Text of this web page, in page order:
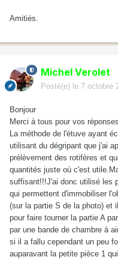
Amitiés.
Michel Verolet
Posté(e) le 7 octobre
Bonjour
Merci à tous pour vos
La méthode de l'étuve ayant
utilisant du dégripant que j'ai
prélèvement des rotifères et
quantités juste où c'est
suffisant!!!J'ai donc utilisé les
qui permettent d'immobiliser
(sur la partie S de la photo) et
pour faire tourner la partie A
par une bande de chambre à
si il a fallu cependant un peu
auparavant la petite pièce 1